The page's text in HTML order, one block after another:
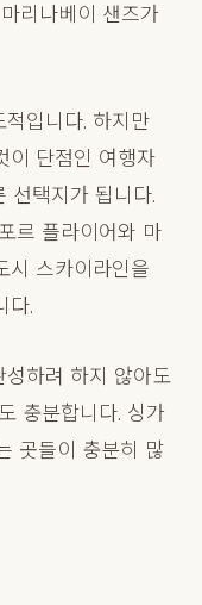
리나베이 샌즈가
입니다. 하지만
이 단점인 여행자
선택지가 됩니다.
르 플라이어와 마
시 스카이라인을
다.
하려 하지 않아도
충분합니다. 싱가
곳들이 충분히 많